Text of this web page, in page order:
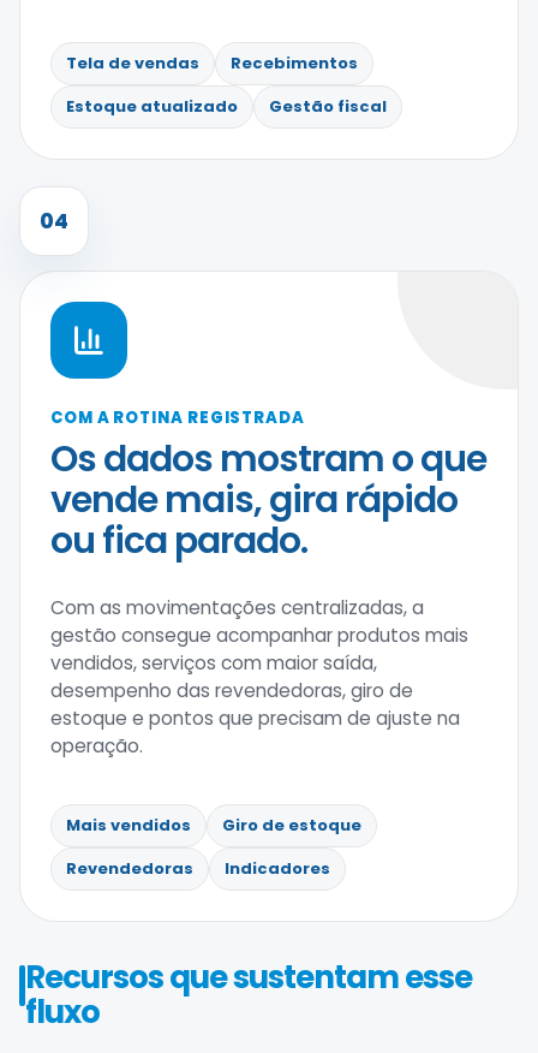
Tela de vendas
Recebimentos
Estoque atualizado
Gestão fiscal
04
COM A ROTINA REGISTRADA
Os dados mostram o que
vende mais, gira rápido
ou fica parado.
Com as movimentações centralizadas, a
gestão consegue acompanhar produtos mais
vendidos, serviços com maior saída,
desempenho das revendedoras, giro de
estoque e pontos que precisam de ajuste na
operação.
Mais vendidos
Giro de estoque
Revendedoras
Indicadores
Recursos que sustentam esse
fluxo